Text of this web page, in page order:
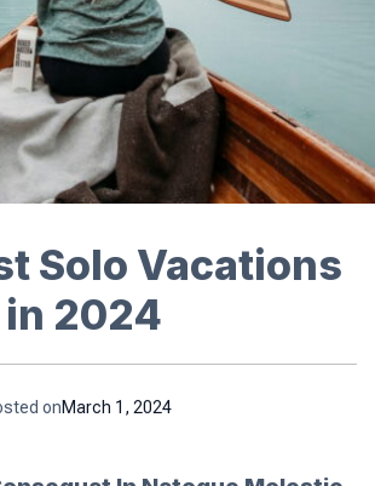
Solo Vacations
in 2024
onMarch 1, 2024